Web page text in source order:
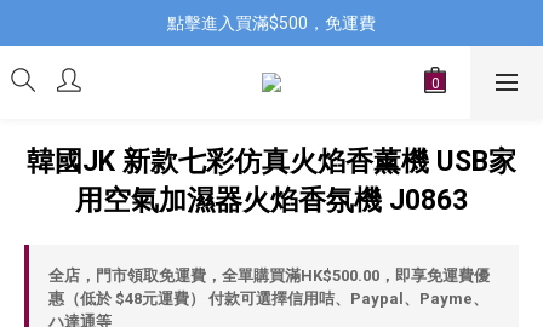
點擊進入買滿$500，免運費
韓國JK 新款七彩仿真火焰香薰機 USB家
用空氣加濕器火焰香氛機 J0863
全店，門市領取免運費，全單購買滿HK$500.00，即享免運費優
惠（低於 $48元運費） 付款可選擇信用咭、Paypal、Payme、
ハ達通等